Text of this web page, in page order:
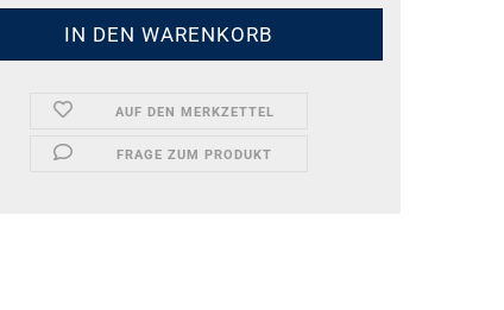
AUF DEN MERKZETTEL
FRAGE ZUM PRODUKT